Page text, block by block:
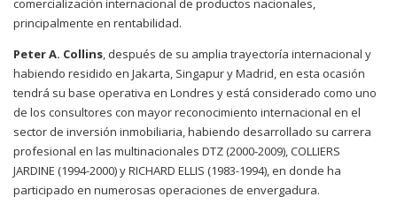
comercialización internacional de productos nacionales,
principalmente en rentabilidad.
Peter A. Collins, después de su amplia trayectoría internacional y
habiendo residido en Jakarta, Singapur y Madrid, en esta ocasión
tendrá su base operativa en Londres y está considerado como uno
de los consultores con mayor reconocimiento internacional en el
sector de inversión inmobiliaria, habiendo desarrollado su carrera
profesional en las multinacionales DTZ (2000-2009), COLLIERS
JARDINE (1994-2000) y RICHARD ELLIS (1983-1994), en donde ha
participado en numerosas operaciones de envergadura.